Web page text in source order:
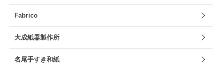
Fabrico
大成紙器製作所
名尾手すき和紙